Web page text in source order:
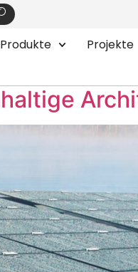
Produkte Projekte